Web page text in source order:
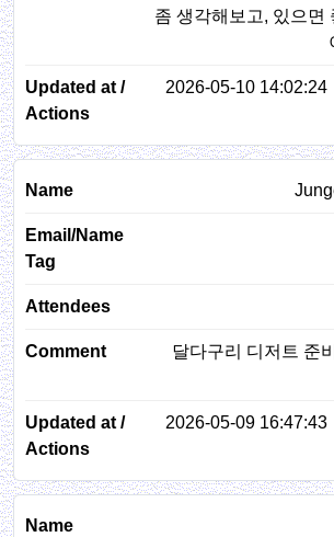
좀 생각해보고, 있으면
2026-05-10 14:02:24
달다구리 디저트 준
2026-05-09 16:47:43